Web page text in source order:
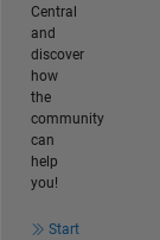
Central
and
discover
how
the
community
can
help
you!
Start